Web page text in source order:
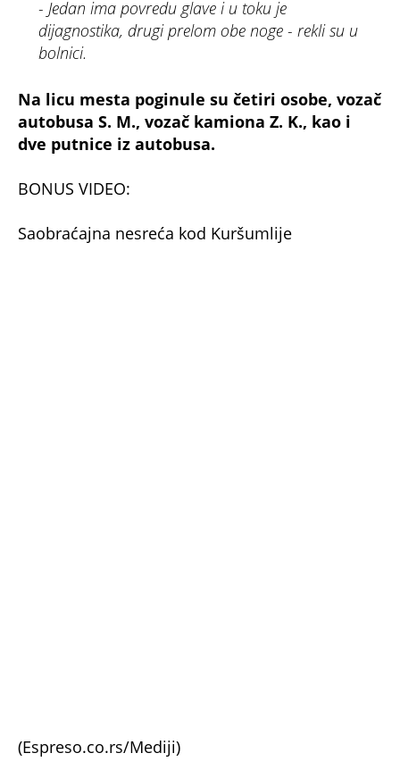
- Jedan ima povredu glave i u toku je
dijagnostika, drugi prelom obe noge - rekli su u
bolnici.
Na licu mesta poginule su četiri osobe, vozač
autobusa S. M., vozač kamiona Z. K., kao i
dve putnice iz autobusa.
BONUS VIDEO:
Saobraćajna nesreća kod Kuršumlije
(Espreso.co.rs/Mediji)